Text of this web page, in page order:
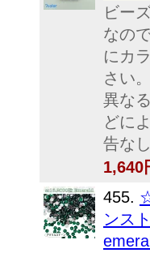
ビー
なの
にカ
さい
異な
どに
告な
1,640
455.
ンス